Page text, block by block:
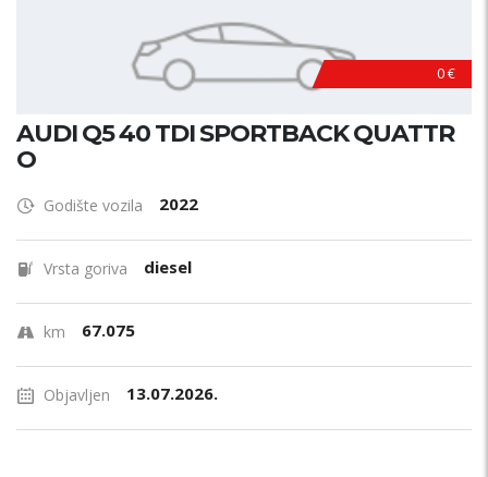
0 €
AUDI Q5 40 TDI SPORTBACK QUATTR
O
Godište vozila 2022
Vrsta goriva diesel
km 67.075
Objavljen 13.07.2026.